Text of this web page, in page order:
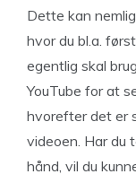
Dette kan
hvor du bl.a.
egentlig skal
YouTube for at
hvorefter det er
videoen. Har du
hånd, vil du